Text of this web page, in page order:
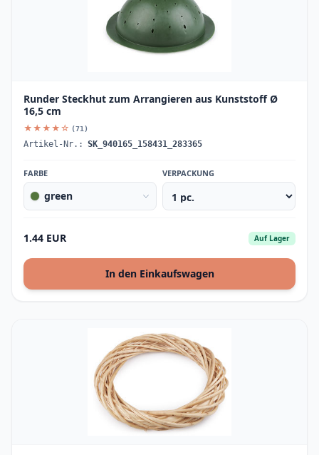
Runder Steckhut zum Arrangieren aus Kunststoff Ø
16,5 cm
★★★★☆ (71)
Artikel-Nr.: SK_940165_158431_283365
FARBE
green
VERPACKUNG
1.44 EUR Auf Lager
In den Einkaufswagen